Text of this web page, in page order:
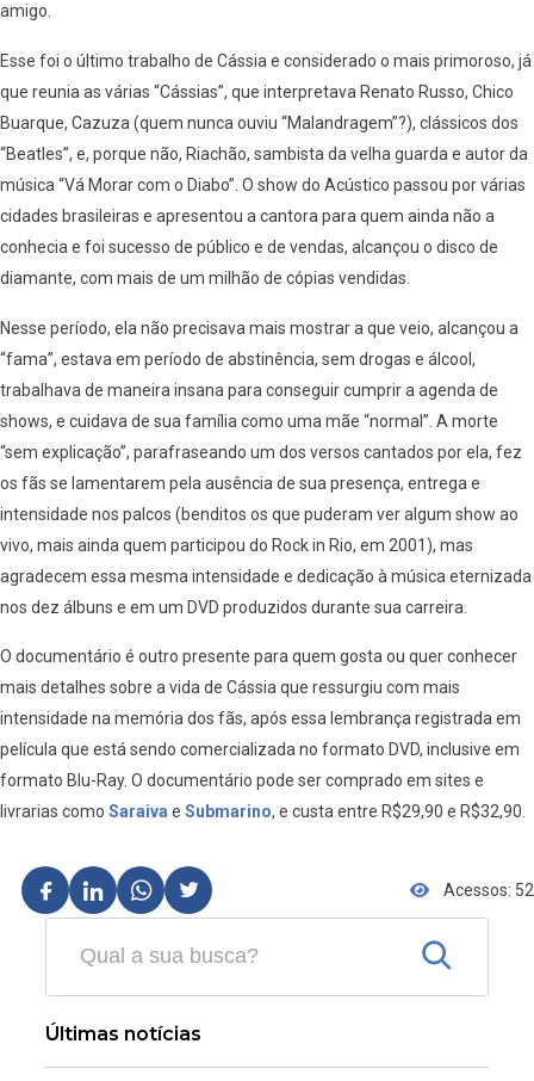
amigo.
Esse foi o último trabalho de Cássia e considerado o mais primoroso, já
que reunia as várias “Cássias”, que interpretava Renato Russo, Chico
Buarque, Cazuza (quem nunca ouviu “Malandragem”?), clássicos dos
“Beatles”, e, porque não, Riachão, sambista da velha guarda e autor da
música “Vá Morar com o Diabo”. O show do Acústico passou por várias
cidades brasileiras e apresentou a cantora para quem ainda não a
conhecia e foi sucesso de público e de vendas, alcançou o disco de
diamante, com mais de um milhão de cópias vendidas.
Nesse período, ela não precisava mais mostrar a que veio, alcançou a
“fama”, estava em período de abstinência, sem drogas e álcool,
trabalhava de maneira insana para conseguir cumprir a agenda de
shows, e cuidava de sua família como uma mãe “normal”. A morte
“sem explicação”, parafraseando um dos versos cantados por ela, fez
os fãs se lamentarem pela ausência de sua presença, entrega e
intensidade nos palcos (benditos os que puderam ver algum show ao
vivo, mais ainda quem participou do Rock in Rio, em 2001), mas
agradecem essa mesma intensidade e dedicação à música eternizada
nos dez álbuns e em um DVD produzidos durante sua carreira.
O documentário é outro presente para quem gosta ou quer conhecer
mais detalhes sobre a vida de Cássia que ressurgiu com mais
intensidade na memória dos fãs, após essa lembrança registrada em
película que está sendo comercializada no formato DVD, inclusive em
formato Blu-Ray. O documentário pode ser comprado em sites e
livrarias como Saraiva e Submarino, e custa entre R$29,90 e R$32,90.
Acessos: 52
Últimas notícias